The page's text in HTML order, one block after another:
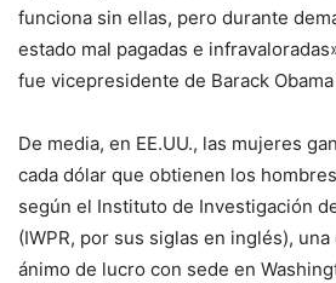
funciona sin ellas, pero durante
estado mal pagadas e
fue vicepresidente de Barack
De media, en EE.UU., las mujeres
cada dólar que obtienen los
según el Instituto de Investigación
(IWPR, por sus siglas en inglés),
ánimo de lucro con sede en